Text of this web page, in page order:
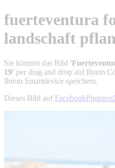
fuerteventura
landschaft
Sie können das Bild
19' per drag and drop auf Ihrem
Ihrem Smartdevice speichern.
Dieses Bild auf FacebookPinterest